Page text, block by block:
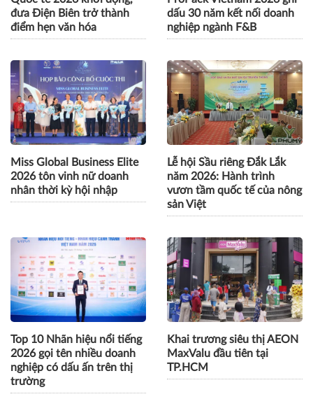
đưa Điện Biên trở thành
điểm hẹn văn hóa
dấu 30 năm kết nối doanh
nghiệp ngành F&B
Miss Global Business Elite
2026 tôn vinh nữ doanh
nhân thời kỳ hội nhập
Lễ hội Sầu riêng Đắk Lắk
năm 2026: Hành trình
vươn tầm quốc tế của nông
sản Việt
Top 10 Nhãn hiệu nổi tiếng
2026 gọi tên nhiều doanh
nghiệp có dấu ấn trên thị
trường
Khai trương siêu thị AEON
MaxValu đầu tiên tại
TP.HCM